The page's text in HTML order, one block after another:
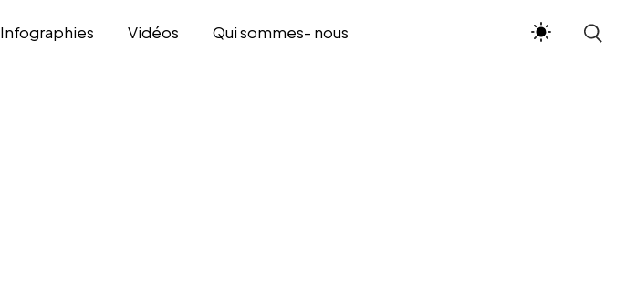
Infographies Vidéos Qui sommes- nous